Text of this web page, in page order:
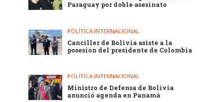
Paraguay por doble asesinato
POLÍTICA INTERNACIONAL
Canciller de Bolivia asiste a la
posesión del presidente de Colombia
POLÍTICA INTERNACIONAL
Ministro de Defensa de Bolivia
anunció agenda en Panamá